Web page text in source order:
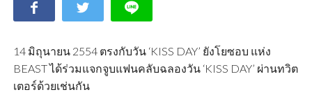
14 มิถุนายน 2554 ตรงกับวัน ‘KISS DAY’ ยังโยซอบ แห่ง
BEAST ได้ร่วมแจกจูบแฟนคลับฉลองวัน ‘KISS DAY’ ผ่านทวิต
เตอร์ด้วยเช่นกัน